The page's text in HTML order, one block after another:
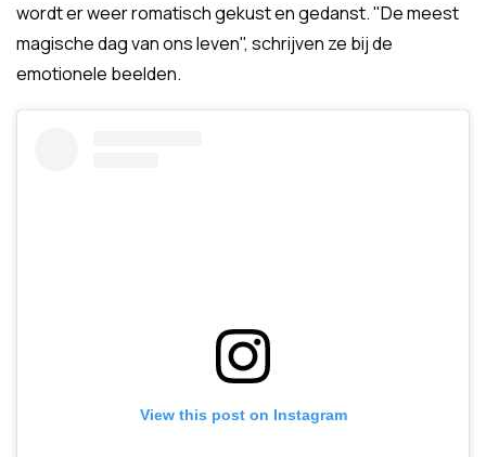
wordt er weer romatisch gekust en gedanst. "De meest
magische dag van ons leven", schrijven ze bij de
emotionele beelden.
View this post on Instagram